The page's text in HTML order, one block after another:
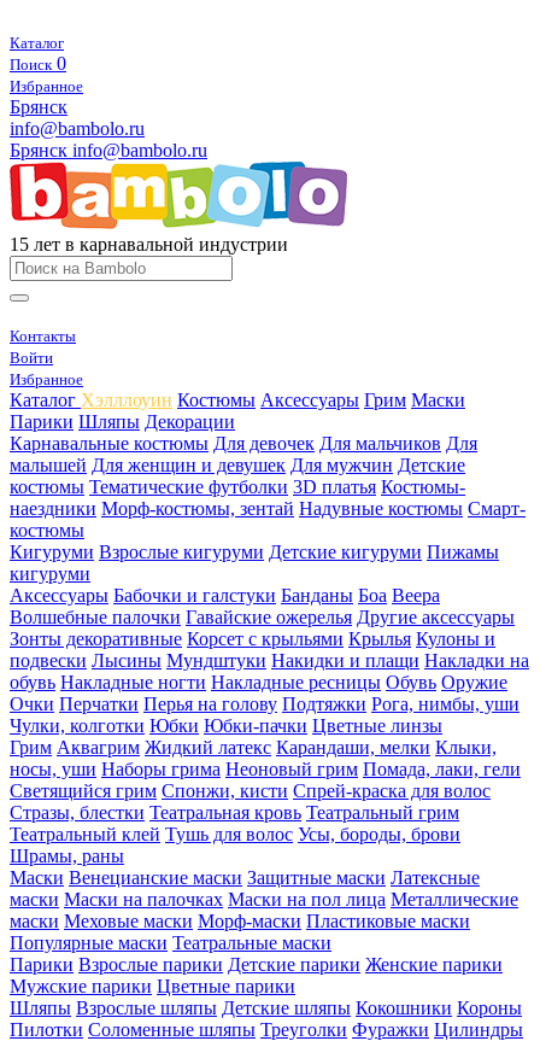
Каталог
Поиск 0
Избранное
Брянск
info@bambolo.ru
Брянск info@bambolo.ru
15 лет в карнавальной индустрии
Контакты
Войти
Избранное
Каталог Хэлллоуин Костюмы Аксессуары Грим Маски
Парики Шляпы Декорации
Карнавальные костюмы Для девочек Для мальчиков Для
малышей Для женщин и девушек Для мужчин Детские
костюмы Тематические футболки 3D платья Костюмы-
наездники Морф-костюмы, зентай Надувные костюмы Смарт-
костюмы
Кигуруми Взрослые кигуруми Детские кигуруми Пижамы
кигуруми
Аксессуары Бабочки и галстуки Банданы Боа Веера
Волшебные палочки Гавайские ожерелья Другие аксессуары
Зонты декоративные Корсет с крыльями Крылья Кулоны и
подвески Лысины Мундштуки Накидки и плащи Накладки на
обувь Накладные ногти Накладные ресницы Обувь Оружие
Очки Перчатки Перья на голову Подтяжки Рога, нимбы, уши
Чулки, колготки Юбки Юбки-пачки Цветные линзы
Грим Аквагрим Жидкий латекс Карандаши, мелки Клыки,
носы, уши Наборы грима Неоновый грим Помада, лаки, гели
Светящийся грим Спонжи, кисти Спрей-краска для волос
Стразы, блестки Театральная кровь Театральный грим
Театральный клей Тушь для волос Усы, бороды, брови
Шрамы, раны
Маски Венецианские маски Защитные маски Латексные
маски Маски на палочках Маски на пол лица Металлические
маски Меховые маски Морф-маски Пластиковые маски
Популярные маски Театральные маски
Парики Взрослые парики Детские парики Женские парики
Мужские парики Цветные парики
Шляпы Взрослые шляпы Детские шляпы Кокошники Короны
Пилотки Соломенные шляпы Треуголки Фуражки Цилиндры